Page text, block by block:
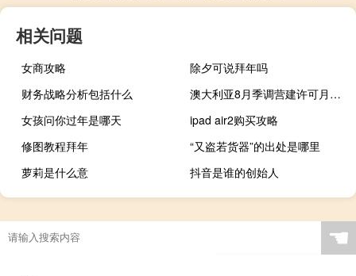
相关问题
女商攻略
除夕可说拜年吗
财务战略分析包括什么
澳大利亚8月季调营建许可月率 7%预期3.3%前值-8.10%澳大利亚8月季调私营营建许可年率 -14.9%前值-16.9%
女孩问你过年是哪天
ipad air2购买攻略
修图教程拜年
“又盗若货器”的出处是哪里
萝莉是什么意
抖音是谁的创始人
☚